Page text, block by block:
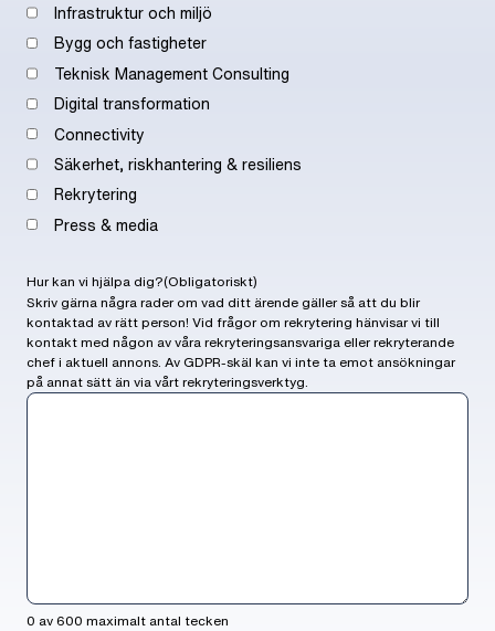
Infrastruktur och miljö
Bygg och fastigheter
Teknisk Management Consulting
Digital transformation
Connectivity
Säkerhet, riskhantering & resiliens
Rekrytering
Press & media
Hur kan vi hjälpa dig?(Obligatoriskt)
Skriv gärna några rader om vad ditt ärende gäller så att du blir
kontaktad av rätt person! Vid frågor om rekrytering hänvisar vi till
kontakt med någon av våra rekryteringsansvariga eller rekryterande
chef i aktuell annons. Av GDPR-skäl kan vi inte ta emot ansökningar
på annat sätt än via vårt rekryteringsverktyg.
0 av 600 maximalt antal tecken